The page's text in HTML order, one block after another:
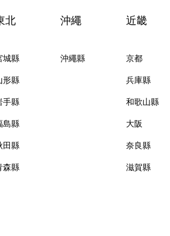
北
城縣
形縣
手縣
島縣
田縣
森縣
沖繩
沖繩縣
近畿
京都
兵庫縣
和歌山縣
大阪
奈良縣
滋賀縣